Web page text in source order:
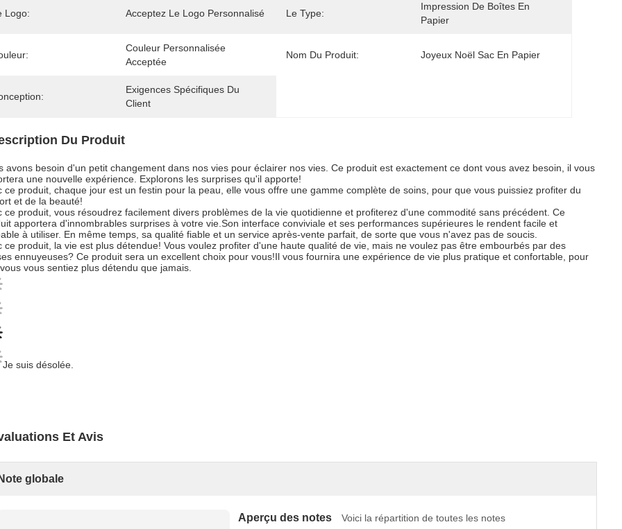
Logo: Acceptez Le Logo Personnalisé Le Type:
Impression De Boîtes En
Papier
Couleur Personnalisée
Acceptée
Nom Du Produit: Joyeux Noël Sac En Papier
Exigences Spécifiques Du
Client
Du Produit
avons besoin d'un petit changement dans nos vies pour éclairer nos vies. Ce produit est exactement ce dont vous avez besoin, il vous
une nouvelle expérience. Explorons les surprises qu'il apporte!
ce produit, chaque jour est un festin pour la peau, elle vous offre une gamme complète de soins, pour que vous puissiez profiter du
et de la beauté!
ce produit, vous résoudrez facilement divers problèmes de la vie quotidienne et profiterez d'une commodité sans précédent. Ce
apportera d'innombrables surprises à votre vie.Son interface conviviale et ses performances supérieures le rendent facile et
à utiliser. En même temps, sa qualité fiable et un service après-vente parfait, de sorte que vous n'avez pas de soucis.
ce produit, la vie est plus détendue! Vous voulez profiter d'une haute qualité de vie, mais ne voulez pas être embourbés par des
ennuyeuses? Ce produit sera un excellent choix pour vous!Il vous fournira une expérience de vie plus pratique et confortable, pour
vous sentiez plus détendu que jamais.
Je suis désolée.
Et Avis
Note globale
Aperçu des notes
Voici la répartition de toutes les notes